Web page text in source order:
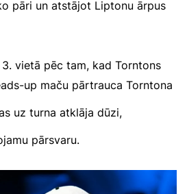
pāri un atstājot Liptonu ārpus
vietā pēc tam, kad Torntons
up maču pārtrauca Torntona
uz turna atklāja dūzi,
pārsvaru.